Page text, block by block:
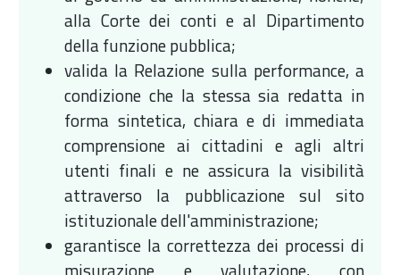
alla Corte dei conti e al Dipartimento
della funzione pubblica;
valida la Relazione sulla performance, a
condizione che la stessa sia redatta in
forma sintetica, chiara e di immediata
comprensione ai cittadini e agli altri
utenti finali e ne assicura la visibilità
attraverso la pubblicazione sul sito
istituzionale dell'amministrazione;
garantisce la correttezza dei processi di